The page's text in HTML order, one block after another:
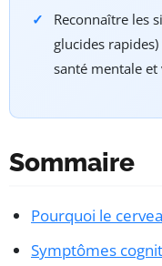
Reconnaître les
glucides
santé mentale
Sommaire
Pourquoi le
Symptômes